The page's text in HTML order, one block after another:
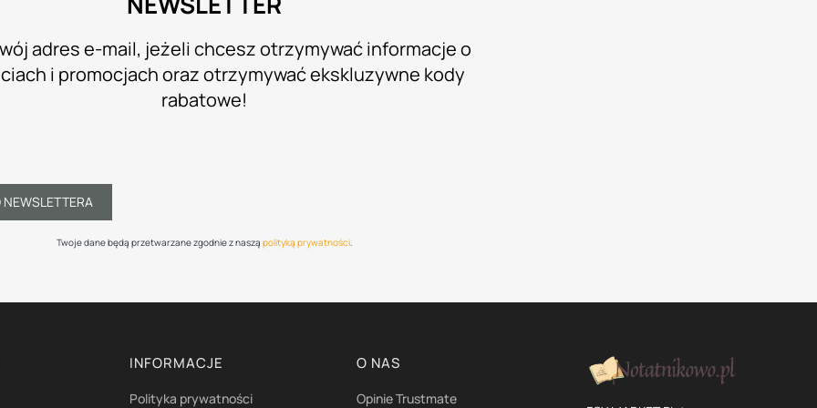
adres e-mail, jeżeli chcesz otrzymywać informacje o
i promocjach oraz otrzymywać ekskluzywne kody
rabatowe!
NEWSLETTERA
Twoje dane będą przetwarzane zgodnie z naszą polityką prywatności.
INFORMACJE
Polityka prywatności
O NAS
Opinie Trustmate